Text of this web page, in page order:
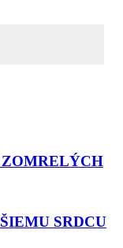
SRDCU